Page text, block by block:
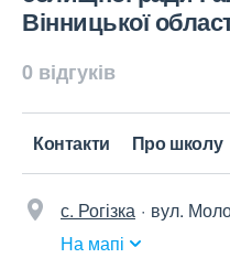
Вінницької
0 відгуків
Контакти Про школу
с. Рогізка
вул.
На мапі